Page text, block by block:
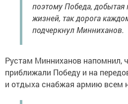
поэтому Победа,
жизней, так дорога
подчеркнул Минниханов.
Рустам Минниханов напомнил,
приближали Победу и на
и отдыха снабжая армию всем